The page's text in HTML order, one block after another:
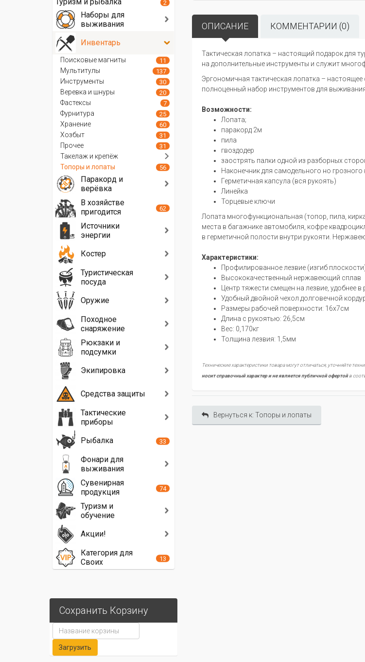
ОПИСАНИЕ КОММЕНТАРИИ (0)
Тактическая лопатка – настоящий подарок для
на дополнительные инструменты и служит
Эргономичная тактическая лопатка – настоящее
полноценный набор инструментов для
Возможности:
Лопата;
паракорд 2м
пила
гвоздодер
заострять палки одной из разборных
Наконечник для самодельного но грозного
Герметичная капсула (вся рукоять)
Линейка
Торцевые ключи
Лопата многофункциональная (топор, пила,
места в багажнике автомобиля, кофре
в герметичной полости внутри рукояти.
Характеристики:
Профилированное лезвие (изгиб
Высококачественный нержавеющий сплав
Центр тяжести смещен на лезвие, удобнее в
Удобный двойной чехол долговечной
Размеры рабочей поверхности: 16х7см
Длина с рукоятью: 26,5см
Вес: 0,170кг
Толщина лезвия: 1,5мм
Технические характеристики товара могут отличаться, уточняйте
носит справочный характер и не является публичной офертойв
Вернуться к: Топоры и лопаты
2
Наборы для
выживания
Инвентарь
Поисковые магниты 11
Мультитулы 137
Инструменты 30
Веревка и шнуры 20
Фастексы 7
Фурнитура 25
Хранение 60
Хозбыт 31
Прочее 31
Такелаж и крепёж
Топоры и лопаты
56
Паракорд и
верёвка
В хозяйстве
пригодится
62
Источники
энергии
Костер
Туристическая
посуда
Оружие
Походное
снаряжение
Рюкзаки и
подсумки
Экипировка
Средства защиты
Тактические
приборы
Рыбалка
33
Фонари для
выживания
Сувенирная
продукция
74
Туризм и
обучение
Акции!
Категория для
Своих
13
Сохранить Корзину